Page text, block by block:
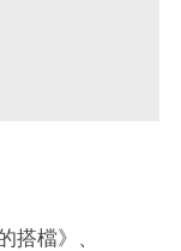
搭檔》、